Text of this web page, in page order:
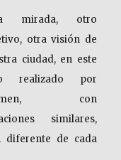
mirada, otro
otra visión de
ciudad, en este
realizado por
con
similares,
diferente de cada